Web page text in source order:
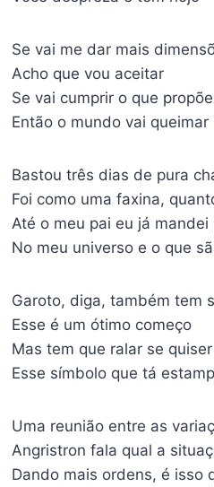
Se vai me dar mais
Acho que vou aceitar
Se vai cumprir o que propõe
Então o mundo vai queimar
Bastou três dias de pura
Foi como uma faxina,
Até o meu pai eu já mandei
No meu universo e o que
Garoto, diga, também tem
Esse é um ótimo começo
Mas tem que ralar se
Esse símbolo que tá
Uma reunião entre as
Angristron fala qual a
Dando mais ordens, é isso